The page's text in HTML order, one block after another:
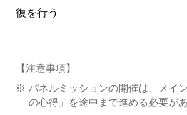
復を行う
【注意事項】
パネルミッションの開催は、メイ
の心得」を途中まで進める必要があ